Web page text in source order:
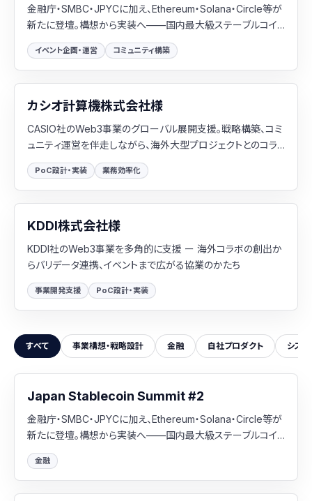
金融庁・SMBC・JPYCに加え、Ethereum・Solana・Circle等が
新たに登壇。構想から実装へ——国内最大級ステーブルコイ
ンイベントシリーズ第2弾「Japan Stablecoin Summit #2」を
主催
イベント企画・運営 コミュニティ構築
カシオ計算機株式会社様
CASIO社のWeb3事業のグローバル展開支援。戦略構築、コミ
ュニティ運営を伴走しながら、海外大型プロジェクトとのコラ
ボを実現
PoC設計・実装 業務効率化
KDDI株式会社様
KDDI社のWeb3事業を多角的に支援 ー 海外コラボの創出か
らバリデータ連携、イベントまで広がる協業のかたち
事業開発支援 PoC設計・実装
すべて 事業構想・戦略設計 金融 自社プロダクト シス
Japan Stablecoin Summit #2
金融庁・SMBC・JPYCに加え、Ethereum・Solana・Circle等が
新たに登壇。構想から実装へ——国内最大級ステーブルコイ
ンイベントシリーズ第2弾「Japan Stablecoin Summit #2」を
主催
金融